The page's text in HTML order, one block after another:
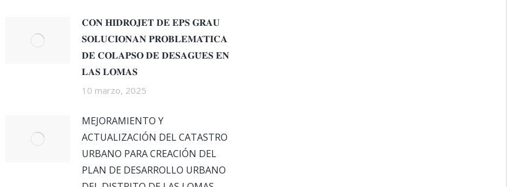
𝐂𝐎𝐍 𝐇𝐈𝐃𝐑𝐎𝐉𝐄𝐓 𝐃𝐄 𝐄𝐏𝐒 𝐆𝐑𝐀𝐔
𝐒𝐎𝐋𝐔𝐂𝐈𝐎𝐍𝐀𝐍 𝐏𝐑𝐎𝐁𝐋𝐄𝐌𝐀́𝐓𝐈𝐂𝐀
𝐃𝐄 𝐂𝐎𝐋𝐀𝐏𝐒𝐎 𝐃𝐄 𝐃𝐄𝐒𝐀𝐆𝐔̈𝐄𝐒 𝐄𝐍
𝐋𝐀𝐒 𝐋𝐎𝐌𝐀𝐒
10 marzo, 2025
MEJORAMIENTO Y
ACTUALIZACIÓN DEL CATASTRO
URBANO PARA CREACIÓN DEL
PLAN DE DESARROLLO URBANO